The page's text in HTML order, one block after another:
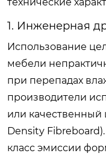
1. Инженерная
Использование
мебели
при перепадах
производители
или
Density
класс эмиссии